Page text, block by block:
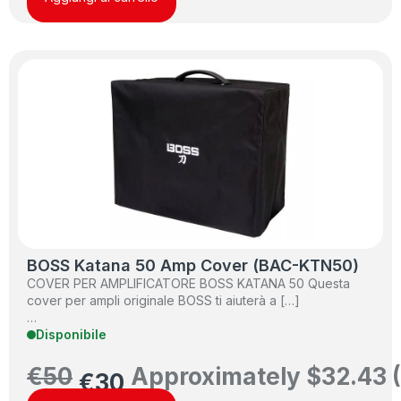
BOSS Katana 50 Amp Cover (BAC-KTN50)
COVER PER AMPLIFICATORE BOSS KATANA 50 Questa
cover per ampli originale BOSS ti aiuterà a […]
…
Disponibile
€50 €30 Approximately $32.43